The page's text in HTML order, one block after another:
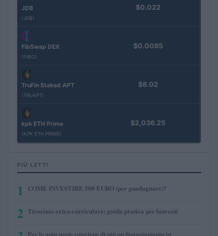
JDB
(JDB)
$0.022
FibSwap DEX
(FIBO)
$0.0085
TruFin Staked APT
(TRUAPT)
$8.02
kpk ETH Prime
(KPK ETH PRIME)
$2,036.25
PIÙ LETTI
1 COME INVESTIRE 500 EURO (per guadagnare)?
2 Tirocinio extra-curriculare: guida pratica per laureati
Per le auto usate conviene di più un finanziamento in